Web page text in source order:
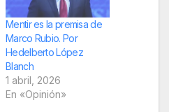
Mentir es la premisa de
Marco Rubio. Por
Hedelberto López
Blanch
1 abril, 2026
En «Opinión»